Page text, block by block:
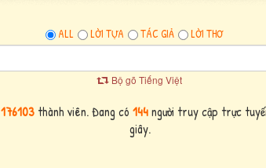
ALL LỜI TỰA TÁC GIẢ LỜI THƠ
Bộ gõ Tiếng Việt
176103thành viên. Đang có 144người truy cập trực
giây.